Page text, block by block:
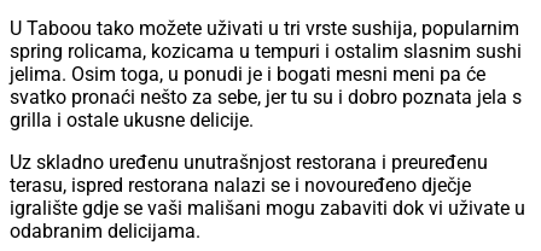
U Taboou tako možete uživati u tri vrste sushija, popularnim
spring rolicama, kozicama u tempuri i ostalim slasnim sushi
jelima. Osim toga, u ponudi je i bogati mesni meni pa će
svatko pronaći nešto za sebe, jer tu su i dobro poznata jela s
grilla i ostale ukusne delicije.
Uz skladno uređenu unutrašnjost restorana i preuređenu
terasu, ispred restorana nalazi se i novouređeno dječje
igralište gdje se vaši mališani mogu zabaviti dok vi uživate u
odabranim delicijama.